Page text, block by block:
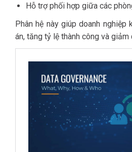
Hỗ trợ phối hợp giữa các
Phân hệ này giúp doanh
án, tăng tỷ lệ thành công và giảm